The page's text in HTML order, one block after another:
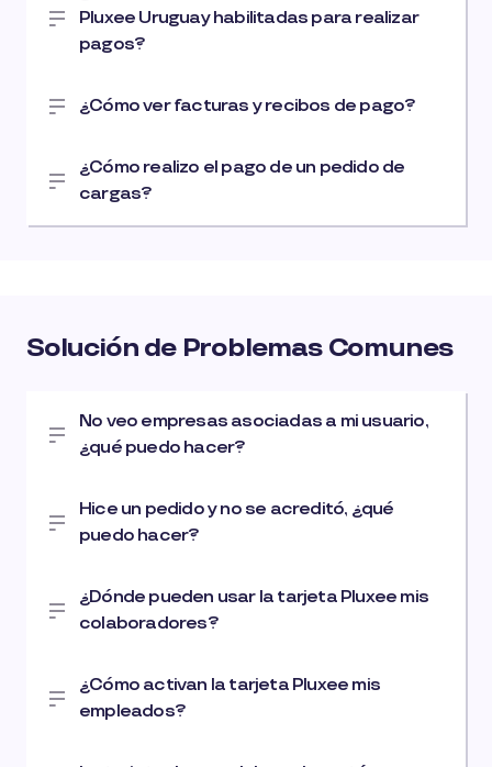
Pluxee Uruguay habilitadas para realizar
pagos?
¿Cómo ver facturas y recibos de pago?
¿Cómo realizo el pago de un pedido de
cargas?
Solución de Problemas Comunes
No veo empresas asociadas a mi usuario,
¿qué puedo hacer?
Hice un pedido y no se acreditó, ¿qué
puedo hacer?
¿Dónde pueden usar la tarjeta Pluxee mis
colaboradores?
¿Cómo activan la tarjeta Pluxee mis
empleados?